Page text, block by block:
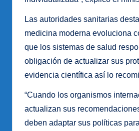
Las autoridades sanitarias
medicina moderna evoluciona
que los sistemas de salud
obligación de actualizar sus
evidencia científica así lo
“Cuando los organismos
actualizan sus
deben adaptar sus políticas